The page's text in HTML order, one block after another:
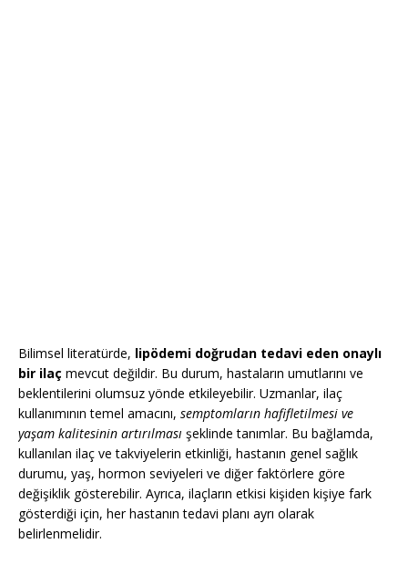
Bilimsel literatürde, lipödemi doğrudan tedavi eden onaylı
bir ilaç mevcut değildir. Bu durum, hastaların umutlarını ve
beklentilerini olumsuz yönde etkileyebilir. Uzmanlar, ilaç
kullanımının temel amacını, semptomların hafifletilmesi ve
yaşam kalitesinin artırılması şeklinde tanımlar. Bu bağlamda,
kullanılan ilaç ve takviyelerin etkinliği, hastanın genel sağlık
durumu, yaş, hormon seviyeleri ve diğer faktörlere göre
değişiklik gösterebilir. Ayrıca, ilaçların etkisi kişiden kişiye fark
gösterdiği için, her hastanın tedavi planı ayrı olarak
belirlenmelidir.